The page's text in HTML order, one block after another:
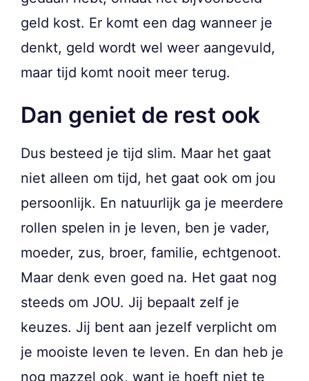
geld kost. Er komt een dag wanneer je
denkt, geld wordt wel weer aangevuld,
maar tijd komt nooit meer terug.
Dan geniet de rest ook
Dus besteed je tijd slim. Maar het gaat
niet alleen om tijd, het gaat ook om jou
persoonlijk. En natuurlijk ga je meerdere
rollen spelen in je leven, ben je vader,
moeder, zus, broer, familie, echtgenoot.
Maar denk even goed na. Het gaat nog
steeds om JOU. Jij bepaalt zelf je
keuzes. Jij bent aan jezelf verplicht om
je mooiste leven te leven. En dan heb je
nog mazzel ook, want je hoeft niet te